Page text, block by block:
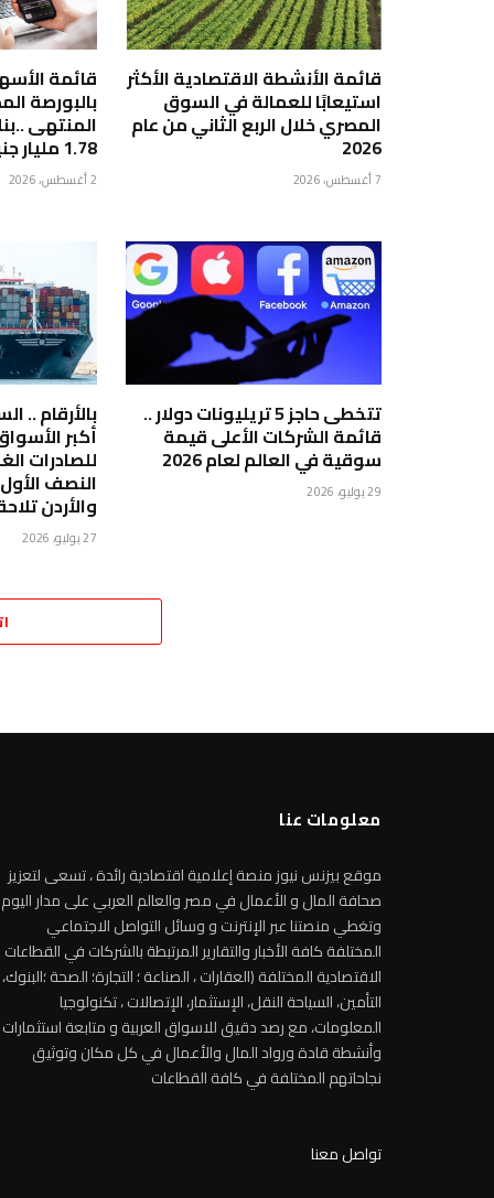
قائمة الأنشطة الاقتصادية الأكثر
استيعابًا للعمالة في السوق
المصري خلال الربع الثاني من عام
2026
7 أغسطس، 2026
قائمة
بالبورصة
1.78 مليار جنيه
2 أغسطس، 2026
تتخطى حاجز 5 تريليونات دولار ..
قائمة الشركات الأعلى قيمة
سوقية في العالم لعام 2026
29 يوليو، 2026
بالأرقام ..
أكبر
للصادرات
والأردن
27 يوليو، 2026
معلومات عنا
موقع بيزنس نيوز منصة إعلامية اقتصادية رائدة ، تسعى لتعزيز
صحافة المال و الأعمال في مصر والعالم العربي على مدار اليوم
وتغطي منصتنا عبر الإنترنت و وسائل التواصل الاجتماعي
المختلفة كافة الأخبار والتقارير المرتبطة بالشركات في القطاعات
الاقتصادية المختلفة (العقارات ، الصناعة ؛ التجارة؛ الصحة ؛البنوك،
التأمين، السياحة النقل، الإستثمار، الإتصالات ، تكنولوجيا
المعلومات، مع رصد دقيق للاسواق العربية و متابعة استثمارات
وأنشطة قادة ورواد المال والأعمال في كل مكان وتوثيق
نجاحاتهم المختلفة في كافة القطاعات
تواصل معنا